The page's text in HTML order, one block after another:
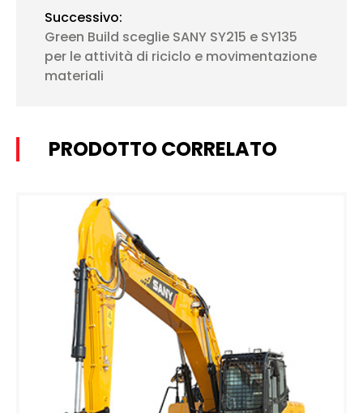
Successivo:
Green Build sceglie SANY SY215 e SY135
per le attività di riciclo e movimentazione
materiali
PRODOTTO CORRELATO